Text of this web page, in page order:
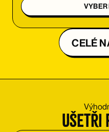
VYBER
CELÉ
Ušetři